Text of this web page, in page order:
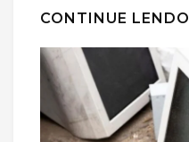
CONTINUE LENDO